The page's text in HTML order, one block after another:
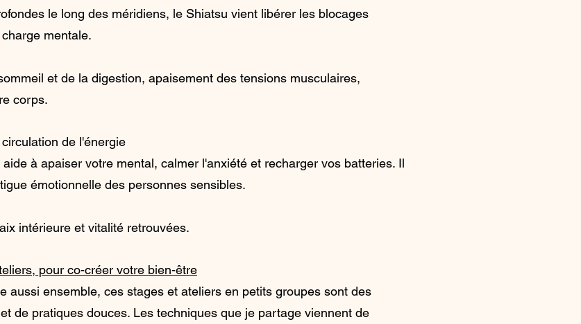
le long des méridiens, le Shiatsu vient libérer les blocages
mentale.
et de la digestion, apaisement des tensions musculaires,
corps.
de l'énergie
à apaiser votre mental, calmer l'anxiété et recharger vos batteries. Il
émotionnelle des personnes sensibles.
intérieure et vitalité retrouvées.
pour co-créer votre bien-être
aussi ensemble, ces stages et ateliers en petits groupes sont des
de pratiques douces. Les techniques que je partage viennent de